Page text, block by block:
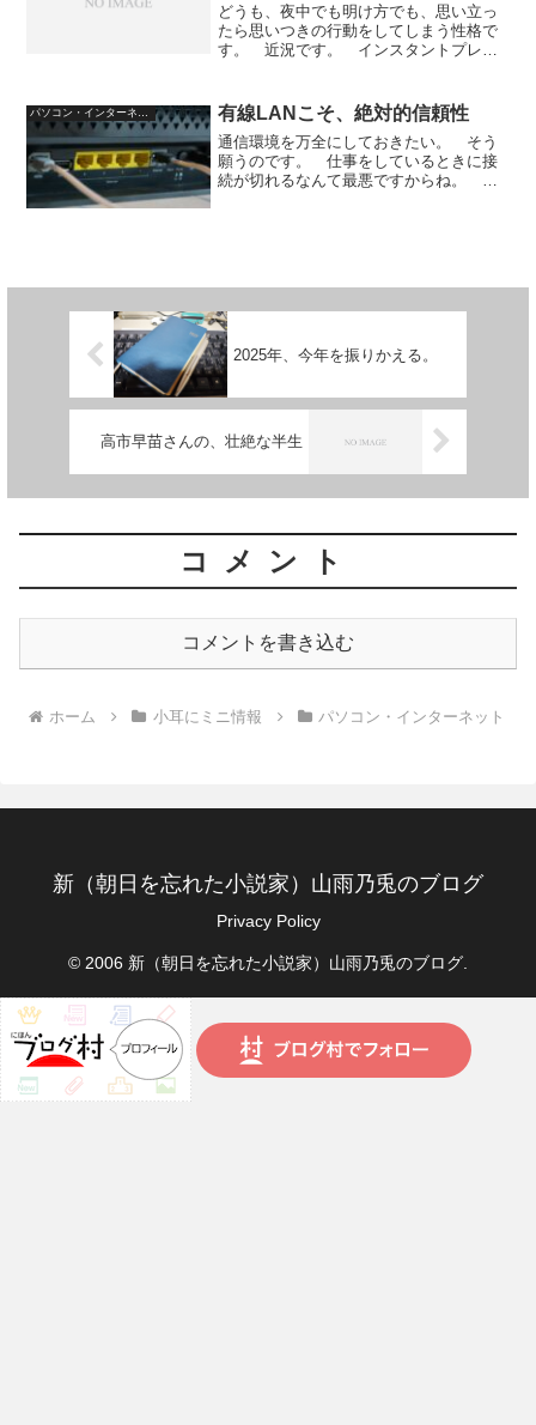
どうも、夜中でも明け方でも、思い立っ
たら思いつきの行動をしてしまう性格で
す。 近況です。 インスタントプレミ
は、誰も来ませんでした。 何事も経験
です。
有線LANこそ、絶対的信頼性
通信環境を万全にしておきたい。 そう
願うのです。 仕事をしているときに接
続が切れるなんて最悪ですからね。 私
2025年、今年を振りかえる。
高市早苗さんの、壮絶な半生
コメント
コメントを書き込む
ホーム 小耳にミニ情報 パソコン・インターネット
新（朝日を忘れた小説家）山雨乃兎のブログ
Privacy Policy
© 2006 新（朝日を忘れた小説家）山雨乃兎のブログ.